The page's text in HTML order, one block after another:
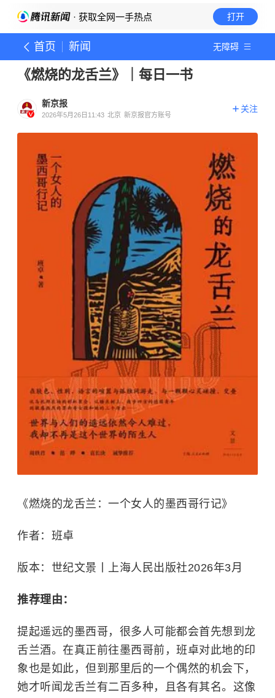
· 获取全网一手热点 打开
首页 新闻 无障碍
《燃烧的龙舌兰》｜每日一书
新京报
2026年5月26日11:43 北京 新京报官方账号
关注
《燃烧的龙舌兰：一个女人的墨西哥行记》
作者：班卓
版本：世纪文景丨上海人民出版社2026年3月
推荐理由：
提起遥远的墨西哥，很多人可能都会首先想到 龙
舌兰酒。在真正前往墨西哥前，班卓对此地的印
象也是如此，但到那里后的一个偶然的机会下，
她才听闻龙舌兰有二百多种，且各有其名。这像